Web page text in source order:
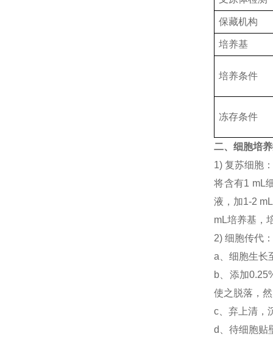
保藏机构
培养基
培养条件
冻存条件
二、细胞培
1) 复苏细胞
将含有1 mL
液，加1-2
mL培养基，
2) 细胞传代
a、细胞生长
b、添加
使之脱落，
c、弃上清，
d、待细胞贴